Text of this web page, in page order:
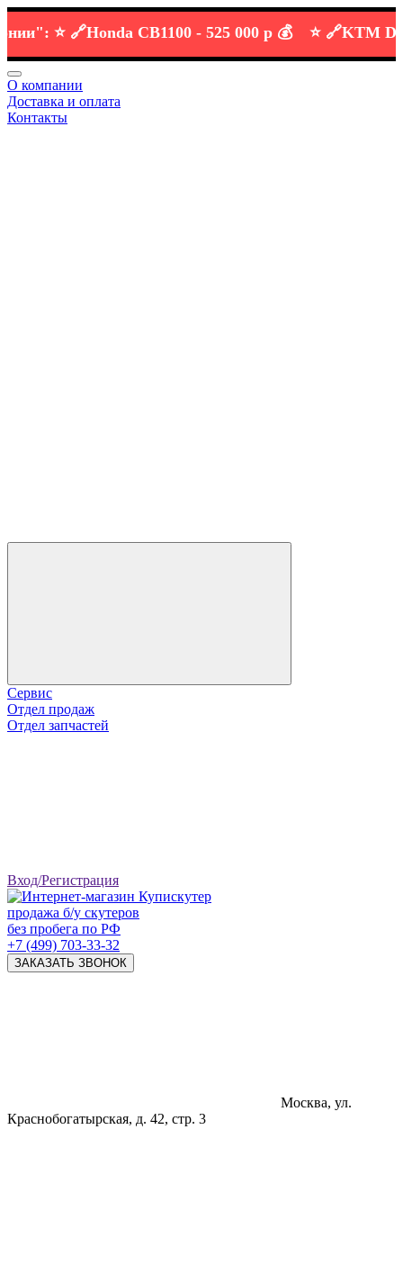
⭐️ 🔗 Honda CB1100 -525 000 р 💰 ⭐️ 🔗 KTM DUKE
О компании
Доставка и оплата
Контакты
Сервис
Отдел продаж
Отдел запчастей
Вход/Регистрация
продажа б/у скутеров
без пробега по РФ
+7 (499) 703-33-32
ЗАКАЗАТЬ ЗВОНОК
Москва, ул.
Краснобогатырская, д. 42, стр. 3